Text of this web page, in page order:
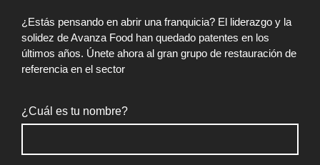
¿Estás pensando en abrir una franquicia? El liderazgo y la
solidez de Avanza Food han quedado patentes en los
últimos años. Únete ahora al gran grupo de restauración de
referencia en el sector
¿Cuál es tu nombre?